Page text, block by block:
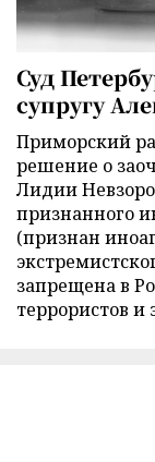
Суд
супругу
Приморский
решение о
Лидии
признанного
(признан
запрещена в
террористов и